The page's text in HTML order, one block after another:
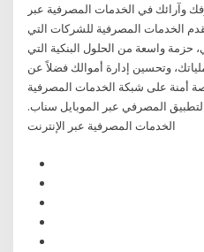
وآرائك في الخدمات المصرفية عبر
الخدمات المصرفية للشركات التي
حزمة واسعة من الحلول البنكية التي
وتحسين إدارة أموالك فضلاً عن
أمنة على شبكة الخدمات المصرفية
المصرفي عبر الموبايل سناب.
الخدمات المصرفية عبر الإنترنت